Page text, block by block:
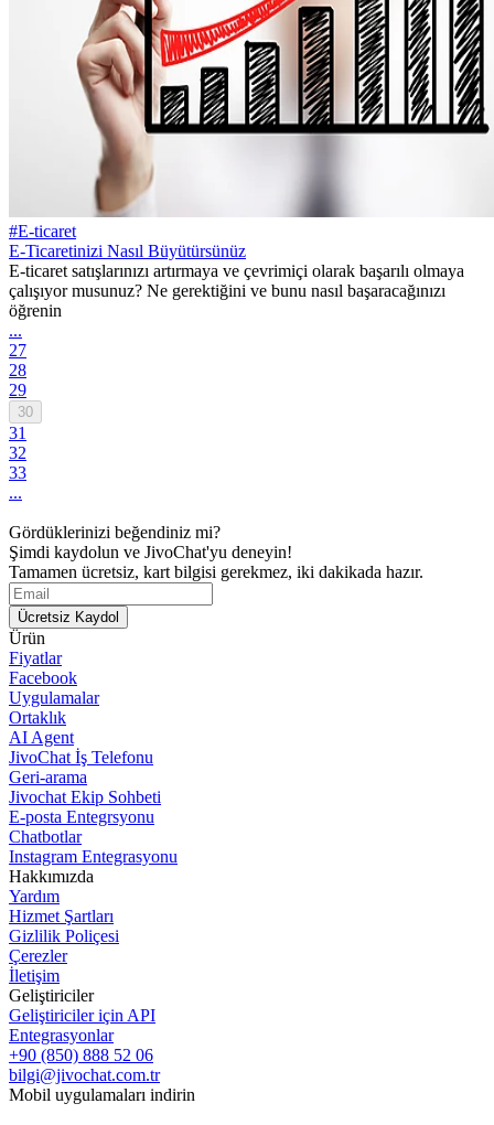
#E-ticaret
E-Ticaretinizi Nasıl Büyütürsünüz
E-ticaret satışlarınızı artırmaya ve çevrimiçi olarak başarılı olmaya
çalışıyor musunuz? Ne gerektiğini ve bunu nasıl başaracağınızı
öğrenin
...
27
28
29
30
31
32
33
...
Gördüklerinizi beğendiniz mi?
Şimdi kaydolun ve JivoChat'yu deneyin!
Tamamen ücretsiz, kart bilgisi gerekmez, iki dakikada hazır.
Ücretsiz Kaydol
Ürün
Fiyatlar
Facebook
Uygulamalar
Ortaklık
AI Agent
JivoChat İş Telefonu
Geri-arama
Jivochat Ekip Sohbeti
E-posta Entegrsyonu
Chatbotlar
Instagram Entegrasyonu
Hakkımızda
Yardım
Hizmet Şartları
Gizlilik Poliçesi
Çerezler
İletişim
Geliştiriciler
Geliştiriciler için API
Entegrasyonlar
+90 (850) 888 52 06
bilgi@jivochat.com.tr
Mobil uygulamaları indirin